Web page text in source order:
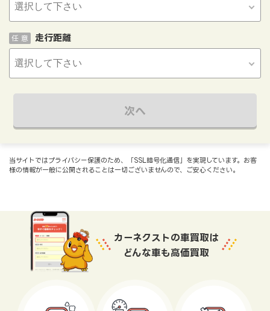
走行距離
任 意
次へ
当サイトではプライバシー保護のため、「SSL暗号化通信」を実現しています。お客
様の情報が一般に公開されることは一切ございませんので、ご安心ください。
カーネクストの車買取は
どんな車も高価買取